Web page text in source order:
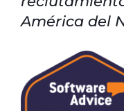
América del